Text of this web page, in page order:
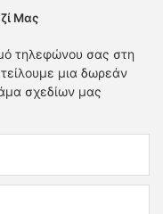
Μας
τηλεφώνου σας στη
μια δωρεάν
σχεδίων μας